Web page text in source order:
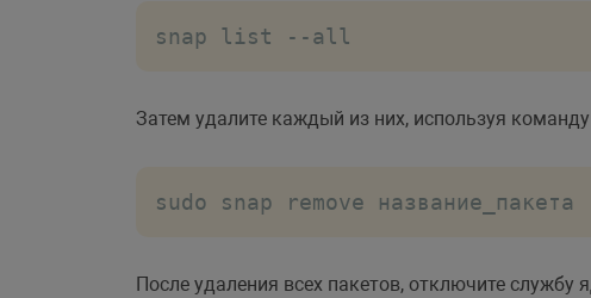
snap list --all
Затем удалите каждый из них, используя
sudo snap remove название_пакета
После удаления всех пакетов, отключите службу